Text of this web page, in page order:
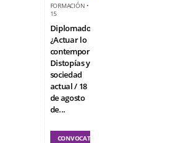
FORMACIÓN •
15
Diplomado
¿Actuar lo
contemporáneo?
Distopías y
sociedad
actual / 18
de agosto
de...
CONVOCATORIAS